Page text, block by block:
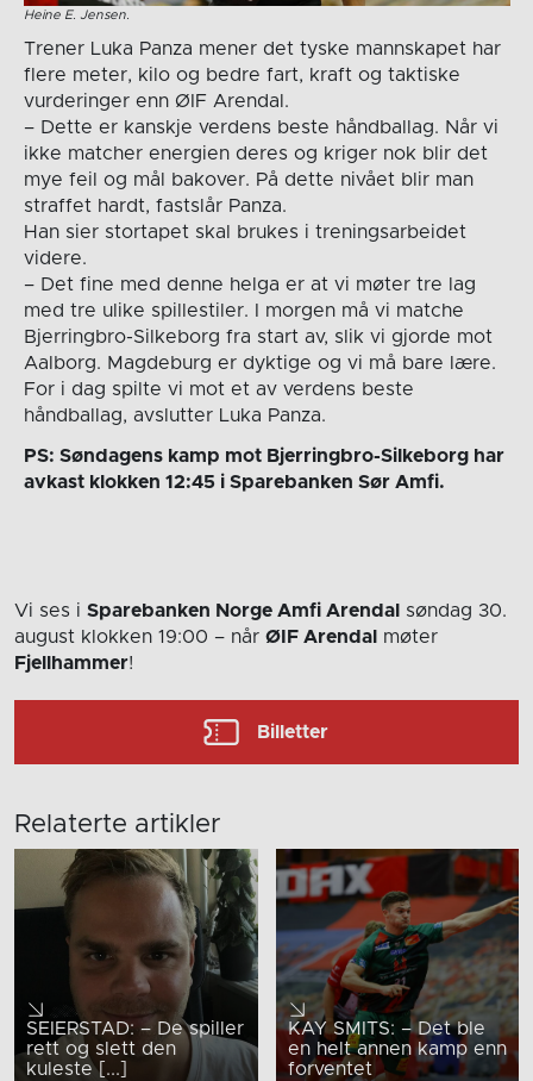
Heine E. Jensen.
Trener Luka Panza mener det tyske mannskapet har
flere meter, kilo og bedre fart, kraft og taktiske
vurderinger enn ØIF Arendal.
– Dette er kanskje verdens beste håndballag. Når vi
ikke matcher energien deres og kriger nok blir det
mye feil og mål bakover. På dette nivået blir man
straffet hardt, fastslår Panza.
Han sier stortapet skal brukes i treningsarbeidet
videre.
– Det fine med denne helga er at vi møter tre lag
med tre ulike spillestiler. I morgen må vi matche
Bjerringbro-Silkeborg fra start av, slik vi gjorde mot
Aalborg. Magdeburg er dyktige og vi må bare lære.
For i dag spilte vi mot et av verdens beste
håndballag, avslutter Luka Panza.
PS: Søndagens kamp mot Bjerringbro-Silkeborg har
avkast klokken 12:45 i Sparebanken Sør Amfi.
Vi ses i Sparebanken Norge Amfi Arendal søndag 30.
august klokken 19:00 – når ØIF Arendal møter
Fjellhammer!
Billetter
Relaterte artikler
SEIERSTAD: – De spiller
rett og slett den
kuleste [...]
KAY SMITS: – Det ble
en helt annen kamp enn
forventet